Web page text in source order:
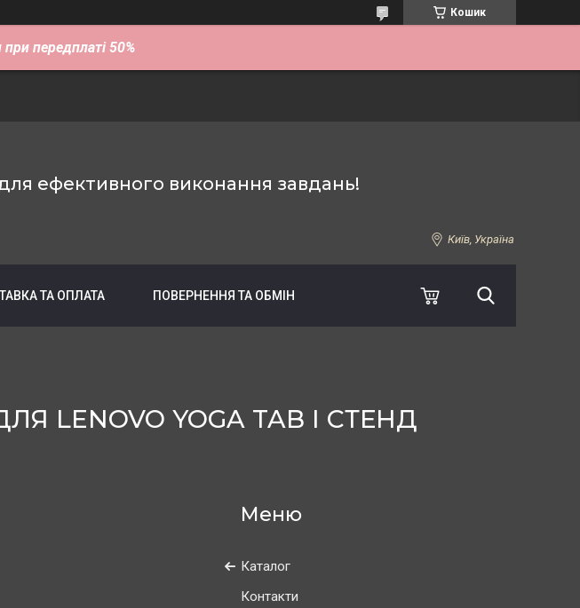
Кошик
передплаті 50%
ефективного виконання завдань!
Київ, Україна
ТА ОПЛАТА ПОВЕРНЕННЯ ТА ОБМІН
LENOVO YOGA TAB І СТЕНД
Каталог
Контакти